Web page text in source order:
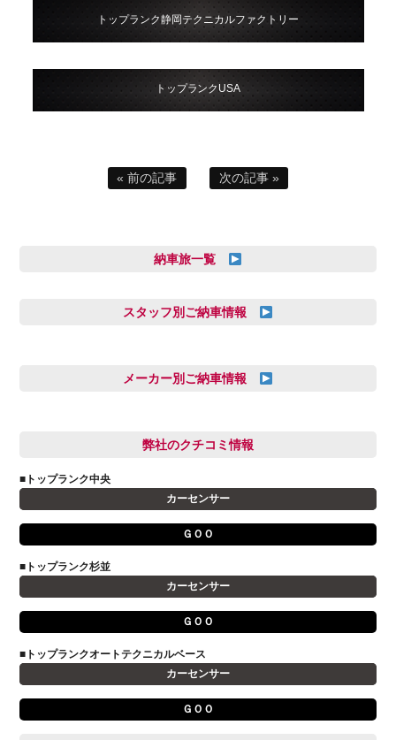
トップランク静岡テクニカルファクトリー
トップランクUSA
« 前の記事 次の記事 »
納車旅一覧
スタッフ別ご納車情報
多田 健人
小澤 孝久
小野 利公
山本 大輔
岩井 裕一
横井 直樹
メーカー別ご納車情報
FIAT
アストンマーティン
アルファロメオ
キャデラック
クライスラー
クライスラージープ
弊社のクチコミ情報
■トップランク中央
カーセンサー
ＧＯＯ
■トップランク杉並
カーセンサー
ＧＯＯ
■トップランクオートテクニカルベース
カーセンサー
ＧＯＯ